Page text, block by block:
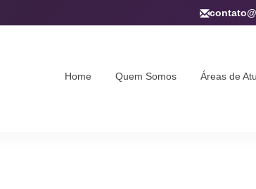
Home Quem Somos Áreas de